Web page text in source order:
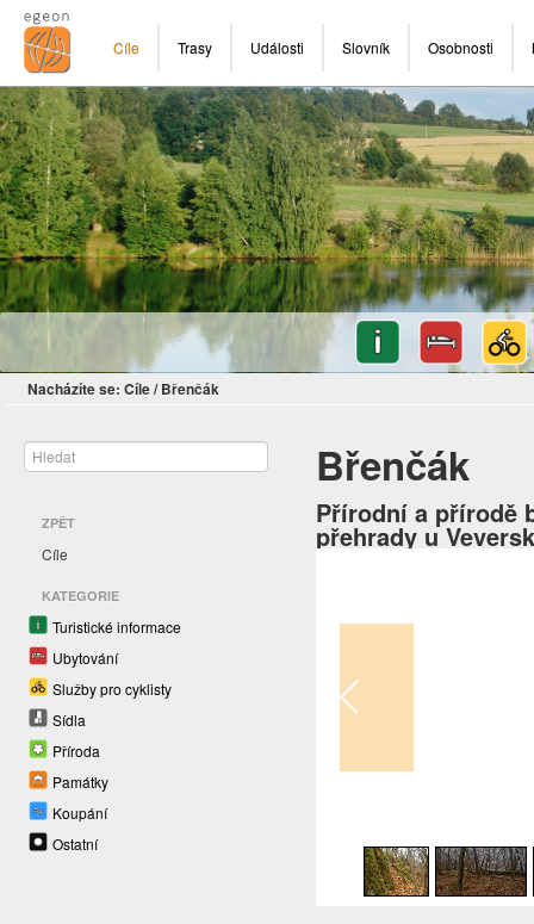
Cíle Trasy Události Slovník Osobnosti
Nacházíte se: Cíle/ Břenčák
ZPĚT
Cíle
KATEGORIE
Turistické informace
Ubytování
Služby pro cyklisty
Sídla
Příroda
Památky
Koupání
Ostatní
Břenčák
Přírodní a přírodě
přehrady u